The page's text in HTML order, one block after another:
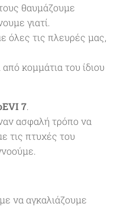
θαυμάζουμε
γιατί.
όλες τις πλευρές μας,
κομμάτια του ίδιου
7.
ασφαλή τρόπο να
τις πτυχές του
να αγκαλιάζουμε